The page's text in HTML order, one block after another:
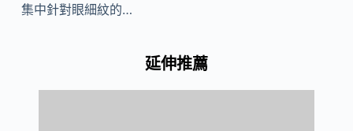
集中針對眼細紋的…
延伸推薦